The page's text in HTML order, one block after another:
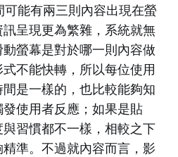
可能有兩三則內容出現在螢
呈現更為繁雜，系統就無
螢幕是對於哪一則內容做
不能快轉，所以每位使用
是一樣的，也比較能夠知
使用者反應；如果是貼
習慣都不一樣，相較之下
準。不過就內容而言，影